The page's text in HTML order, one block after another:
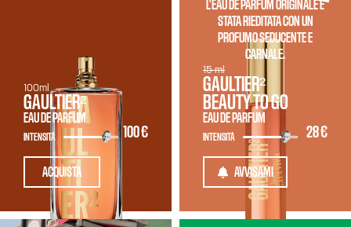
GAULTIER²
EAU DE PARFUM
100 €
INTENSITÀ
100ml
ACQUISTA
L'EAU DE PARFUM ORIGINALE È
STATA RIEDITATA CON UN
PROFUMO SEDUCENTE E
CARNALE.
GAULTIER²
BEAUTY TO GO
EAU DE PARFUM
28 €
INTENSITÀ
15 ml
AVVISAMI